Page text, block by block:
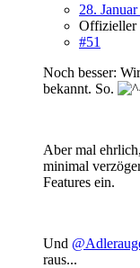
28.
Offizieller
#51
Noch besser:
bekannt. So.
Aber mal
minimal
Features ein.
Und
raus...